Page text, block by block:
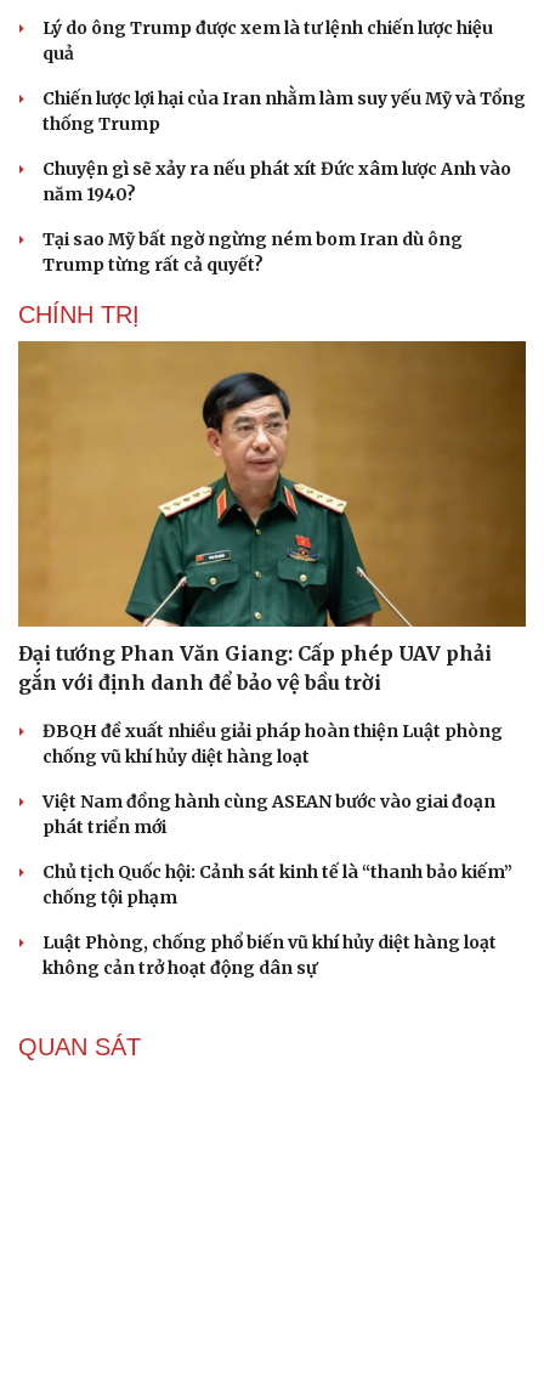
Lý do ông Trump được xem là tư lệnh chiến lược hiệu
quả
Chiến lược lợi hại của Iran nhằm làm suy yếu Mỹ và Tổng
thống Trump
Chuyện gì sẽ xảy ra nếu phát xít Đức xâm lược Anh vào
năm 1940?
Tại sao Mỹ bất ngờ ngừng ném bom Iran dù ông
Trump từng rất cả quyết?
CHÍNH TRỊ
Đại tướng Phan Văn Giang: Cấp phép UAV phải
gắn với định danh để bảo vệ bầu trời
ĐBQH đề xuất nhiều giải pháp hoàn thiện Luật phòng
chống vũ khí hủy diệt hàng loạt
Việt Nam đồng hành cùng ASEAN bước vào giai đoạn
phát triển mới
Chủ tịch Quốc hội: Cảnh sát kinh tế là “thanh bảo kiếm”
chống tội phạm
Luật Phòng, chống phổ biến vũ khí hủy diệt hàng loạt
không cản trở hoạt động dân sự
QUAN SÁT